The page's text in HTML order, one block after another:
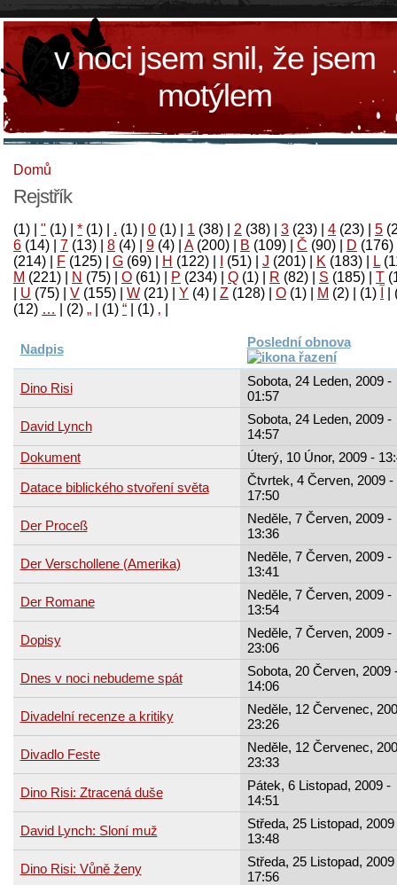
v noci jsem snil, že jsem
motýlem
Domů
Rejstřík
(1) " (1) * (1) . (1) 0 (1) 1 (38) 2 (38) 3 (23) 4 (23) 5
6 (14) 7 (13) 8 (4) 9 (4) A(200) B (109) Č (90) D (176)
(214)
F (125) G (69) H (122) (51) J (201) K (183) L
M (221) N (75) O (61) P (234) Q (1) R (82) S (185) T
U (75) V (155) W (21) Y (4) Z (128) Ο (1) М (2)
(1)
‚
(1)
“
(1)
„
(2)
…
(12)
Nadpis Poslední obnova
Dino Risi
Sobota, 24 Leden, 2009 -
01:57
David Lynch
Sobota, 24 Leden, 2009 -
14:57
Dokument
Úterý, 10 Únor, 2009 -
Datace biblického stvoření světa
Čtvrtek, 4 Červen, 2009 -
17:50
Der Proceß
Neděle, 7 Červen, 2009 -
13:36
Der Verschollene (Amerika)
Neděle, 7 Červen, 2009 -
13:41
Der Romane
Neděle, 7 Červen, 2009 -
13:54
Dopisy
Neděle, 7 Červen, 2009 -
23:06
Dnes v noci nebudeme spát
Sobota, 20 Červen, 2009
14:06
Divadelní recenze a kritiky
Neděle, 12 Červenec,
23:26
Divadlo Feste
Neděle, 12 Červenec,
23:33
Dino Risi: Ztracená duše
Pátek, 6 Listopad, 2009 -
14:51
David Lynch: Sloní muž
Středa, 25 Listopad, 2009
13:48
Dino Risi: Vůně ženy
Středa, 25 Listopad, 2009
17:56